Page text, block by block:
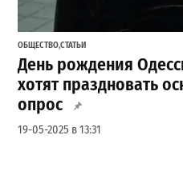
ОБЩЕСТВО,СТАТЬИ
День рождения
хотят праздновать
опрос
19-05-2025 в 13:31